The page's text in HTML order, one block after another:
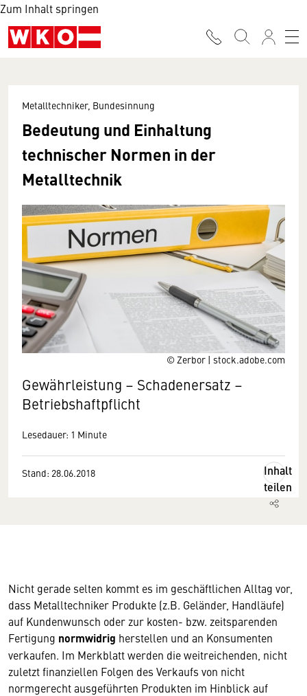
Zum Inhalt springen
© Zerbor | stock.adobe.com
Metalltechniker, Bundesinnung
Bedeutung und Einhaltung
technischer Normen in der
Metalltechnik
Gewährleistung – Schadenersatz –
Betriebshaftpflicht
Lesedauer: 1 Minute
Stand: 28.06.2018
Inhalt
teilen
Nicht gerade selten kommt es im geschäftlichen Alltag vor,
dass Metalltechniker Produkte (z.B. Geländer, Handläufe)
auf Kundenwunsch oder zur kosten- bzw. zeitsparenden
Fertigung normwidrig herstellen und an Konsumenten
verkaufen. Im Merkblatt werden die weitreichenden, nicht
zuletzt finanziellen Folgen des Verkaufs von nicht
normgerecht ausgeführten Produkten im Hinblick auf